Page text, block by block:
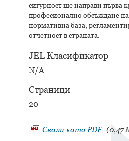
сигурност ще направи първа
професионално обсъждане
нормативна база,
отчетност в страната.
JEL Класификатор
N/A
Страници
20
Свали като PDF (0,47